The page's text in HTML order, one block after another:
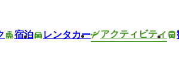
宿泊 レンタカー アクティビティ